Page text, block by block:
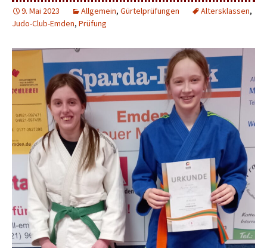
9. Mai 2023 Allgemein, Gürtelprüfungen Altersklassen,
Judo-Club-Emden, Prüfung